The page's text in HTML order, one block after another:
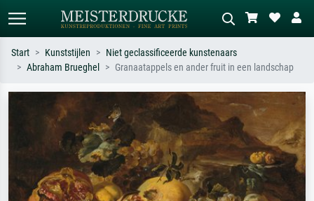
Zoek op kunstenaar, titel of stijl – bijv.
Monet, Sterrennacht, impressionisme,
Hokusai-golf, naakt.
Beschrijf de scène – bijv. groene
weide, abstract met veel rood, donker
olieverfschilderij, staand naakt naast
een boom.
Start Kunststijlen
Niet geclassificeerde kunstenaars
Abraham Brueghel
Granaatappels en ander fruit in een landschap